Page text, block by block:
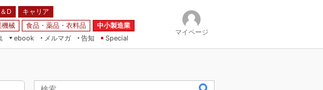
D
キャリア
機械 食品・薬品・衣料品
中小製造業
ebook
メルマガ
告知 Special
マイページ